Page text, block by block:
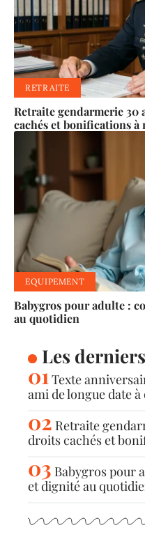
RETRAITE
Retraite gendarmerie 30
cachés et bonifications à
EQUIPEMENT
Babygros pour adulte :
au quotidien
Les
Texte
ami de longue date
Retraite
droits cachés et
Babygros pour
et dignité au